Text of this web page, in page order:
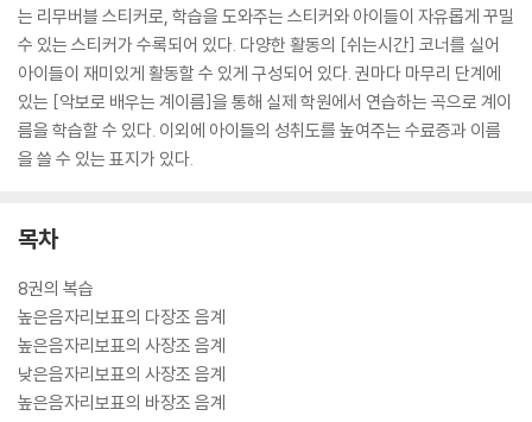
는 리무버블 스티커로, 학습을 도와주는 스티커와 아이들이 자유롭게 꾸밀
수 있는 스티커가 수록되어 있다. 다양한 활동의 [쉬는시간] 코너를 실어
아이들이 재미있게 활동할 수 있게 구성되어 있다. 권마다 마무리 단계에
있는 [악보로 배우는 계이름]을 통해 실제 학원에서 연습하는 곡으로 계이
름을 학습할 수 있다. 이외에 아이들의 성취도를 높여주는 수료증과 이름
을 쓸 수 있는 표지가 있다.
목차
8권의 복습
높은음자리보표의 다장조 음계
높은음자리보표의 사장조 음계
낮은음자리보표의 사장조 음계
높은음자리보표의 바장조 음계